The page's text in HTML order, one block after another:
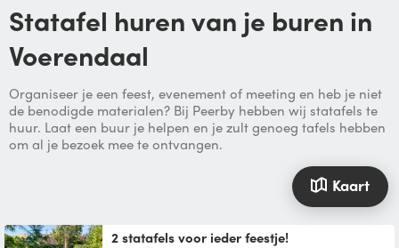
Statafel huren van je buren in
Voerendaal
Organiseer je een feest, evenement of meeting en heb je niet
de benodigde materialen? Bij Peerby hebben wij statafels te
huur. Laat een buur je helpen en je zult genoeg tafels hebben
om al je bezoek mee te ontvangen.
Kaart
2 statafels voor ieder feestje!